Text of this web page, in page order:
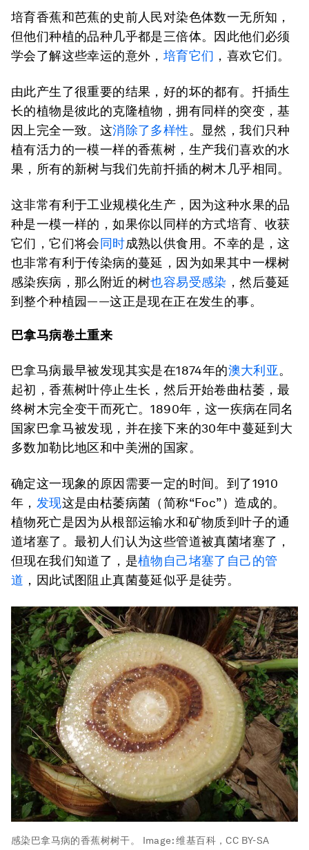
培育香蕉和芭蕉的史前人民对染色体数一无所知，
但他们种植的品种几乎都是三倍体。因此他们必须
学会了解这些幸运的意外， 培育它们 ，喜欢它们。
由此产生了很重要的结果，好的坏的都有。扦插生
长的植物是彼此的克隆植物，拥有同样的突变，基
因上完全一致。这消除了多样性。显然，我们只种
植有活力的一模一样的香蕉树，生产我们喜欢的水
果，所有的新树与我们先前扦插的树木几乎相同。
这非常有利于工业规模化生产，因为这种水果的品
种是一模一样的，如果你以同样的方式培育、收获
它们，它们将会同时成熟以供食用。不幸的是，这
也非常有利于传染病的蔓延，因为如果其中一棵树
感染疾病，那么附近的树也容易受感染 ，然后蔓延
到整个种植园——这正是现在正在发生的事。
巴拿马病卷土重来
巴拿马病最早被发现其实是在1874年的澳大利亚。
起初，香蕉树叶停止生长，然后开始卷曲枯萎，最
终树木完全变干而死亡。1890年，这一疾病在同名
国家巴拿马被发现，并在接下来的30年中蔓延到大
多数加勒比地区和中美洲的国家。
确定这一现象的原因需要一定的时间。到了1910
年， 发现这是由枯萎病菌（简称“Foc”）造成的。
植物死亡是因为从根部运输水和矿物质到叶子的通
道堵塞了。最初人们认为这些管道被真菌堵塞了，
但现在我们知道了，是植物自己堵塞了自己的管
道 ，因此试图阻止真菌蔓延似乎是徒劳。
感染巴拿马病的香蕉树树干。 Image:维基百科，CC BY-SA